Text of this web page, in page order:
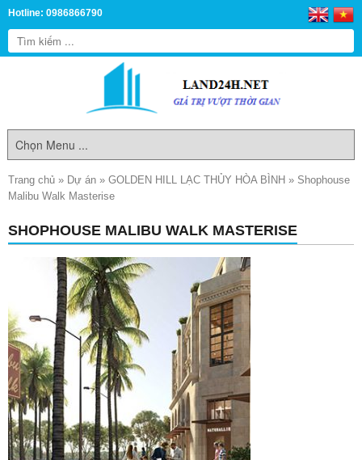
Hotline: 0986866790
Trang chủ » Dự án » GOLDEN HILL LẠC THỦY HÒA BÌNH » Shophouse
Malibu Walk Masterise
SHOPHOUSE MALIBU WALK MASTERISE